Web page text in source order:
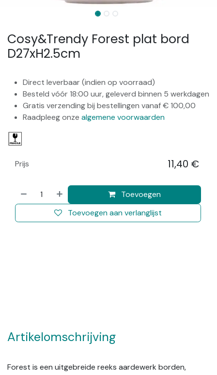
Cosy&Trendy Forest plat bord
D27xH2.5cm
Direct leverbaar (indien op voorraad)
Besteld vóór 18:00 uur, geleverd binnen 5 werkdagen
Gratis verzending bij bestellingen vanaf € 100,00
Raadpleeg onze algemene voorwaarden
Toevoegen
Toevoegen aan verlanglijst
Prijs 11,40 €
Artikelomschrijving
Forest is een uitgebreide reeks aardewerk borden,